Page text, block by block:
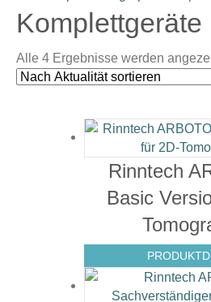
Komplettgeräte
Alle 4 Ergebnisse werden
Rinntech
Basic